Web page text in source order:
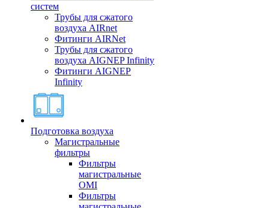
систем
Трубы для сжатого
воздуха AIRnet
Фитинги AIRNet
Трубы для сжатого
воздуха AIGNEP Infinity
Фитинги AIGNEP
Infinity
Подготовка воздуха
Магистральные
фильтры
Фильтры
магистральные
OMI
Фильтры